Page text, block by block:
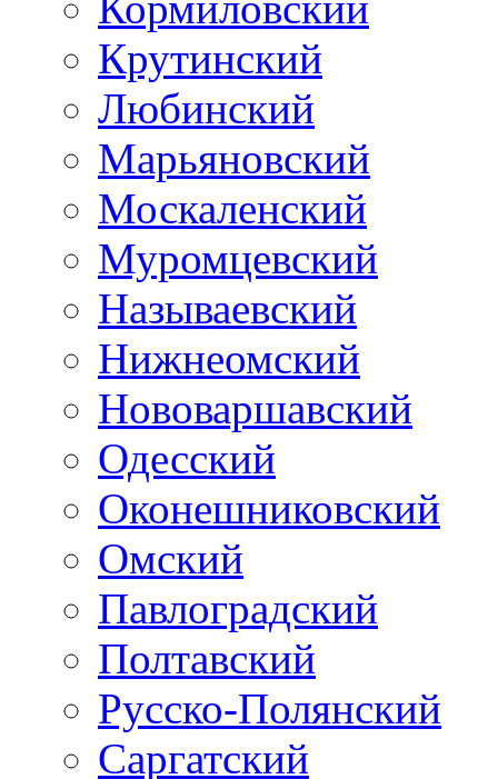
Крутинский
Любинский
Марьяновский
Москаленский
Муромцевский
Называевский
Нижнеомский
Нововаршавский
Одесский
Оконешниковский
Омский
Павлоградский
Полтавский
Русско-Полянский
Саргатский